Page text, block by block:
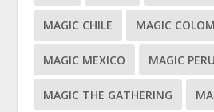
MAGIC CHILE MAGIC
MAGIC MEXICO MAGIC PERU
MAGIC THE GATHERING